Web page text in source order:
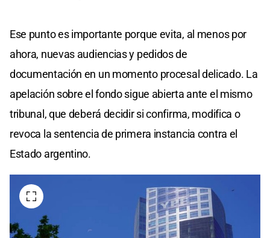
Ese punto es importante porque evita, al menos por
ahora, nuevas audiencias y pedidos de
documentación en un momento procesal delicado. La
apelación sobre el fondo sigue abierta ante el mismo
tribunal, que deberá decidir si confirma, modifica o
revoca la sentencia de primera instancia contra el
Estado argentino.